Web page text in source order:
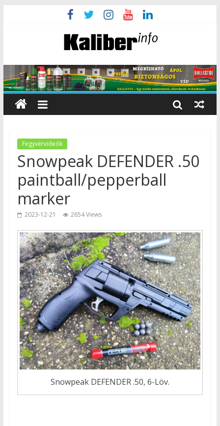
Fegyvervideók
Snowpeak DEFENDER .50
paintball/pepperball
marker
2023-12-21 2654 Views
Snowpeak DEFENDER .50, 6-Löv.